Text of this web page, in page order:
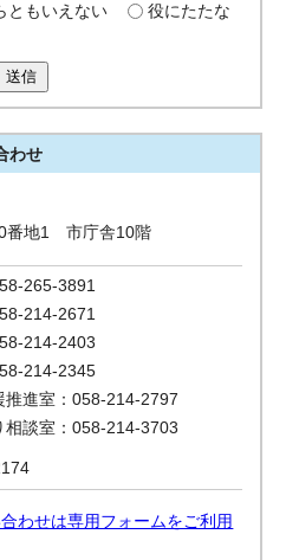
ともいえない
役にたたな
送信
わせ
番地1 市庁舎10階
265-3891
214-2671
214-2403
214-2345
推進室：058-214-2797
相談室：058-214-3703
わせは専用フォームをご利用